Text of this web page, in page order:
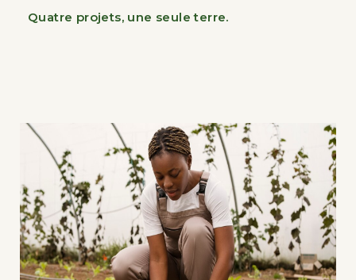
Quatre projets, une seule terre.